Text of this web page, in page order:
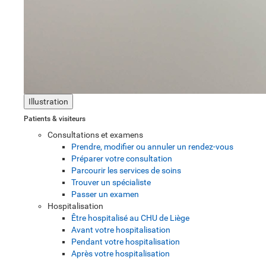
Illustration
Patients & visiteurs
Consultations et examens
Prendre, modifier ou annuler un rendez-vous
Préparer votre consultation
Parcourir les services de soins
Trouver un spécialiste
Passer un examen
Hospitalisation
Être hospitalisé au CHU de Liège
Avant votre hospitalisation
Pendant votre hospitalisation
Après votre hospitalisation